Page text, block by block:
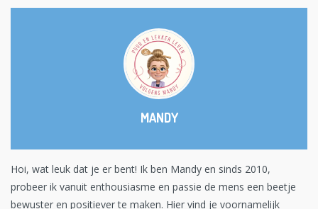
MANDY
Hoi, wat leuk dat je er bent! Ik ben Mandy en sinds 2010,
probeer ik vanuit enthousiasme en passie de mens een beetje
bewuster en positiever te maken. Hier vind je voornamelijk